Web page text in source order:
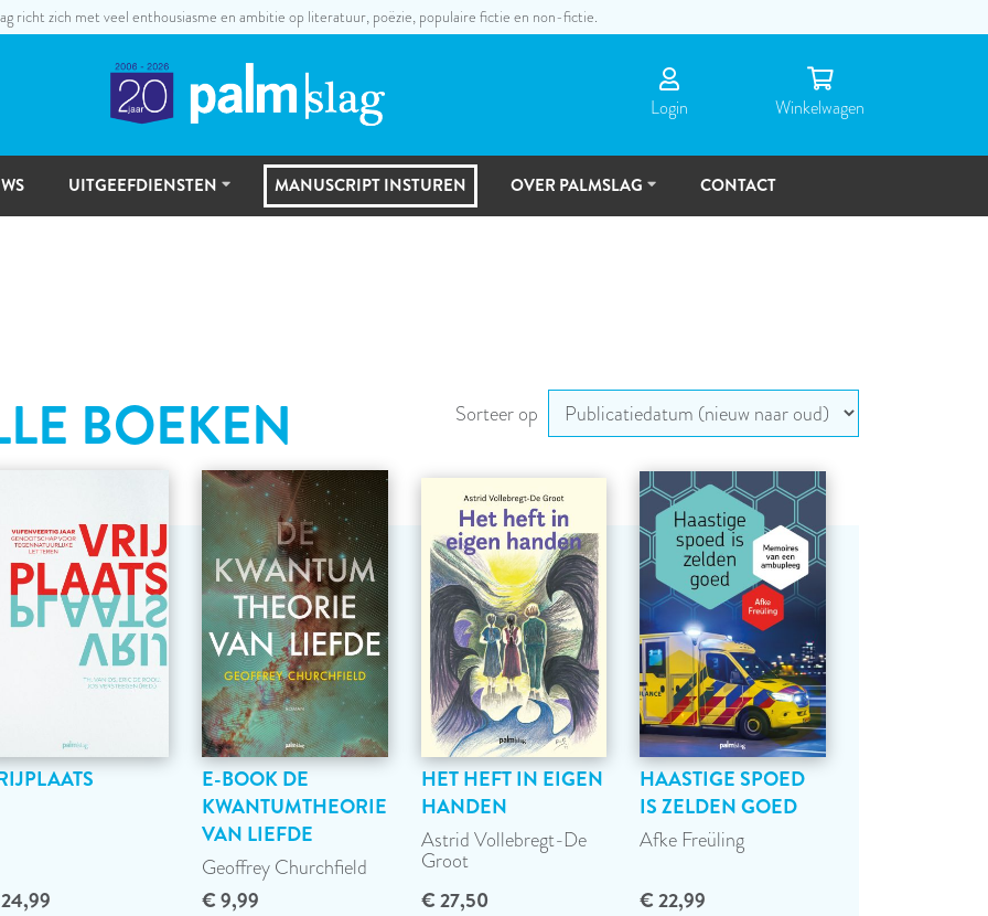
richt zich met veel enthousiasme en ambitie op literatuur, poëzie, populaire fictie en non-fictie.
Login Winkel­wagen
UITGEEFDIENSTEN MANUSCRIPT INSTUREN OVER PALMSLAG CONTACT
BOEKEN Sorteer op
E-BOOK DE
KWANTUMTHEORIE
VAN LIEFDE
Geoffrey Churchfield
€ 9,99
HET HEFT IN EIGEN
HANDEN
Astrid Vollebregt-De
Groot
€ 27,50
HAASTIGE SPOED
IS ZELDEN GOED
Afke Freüling
€ 22,99